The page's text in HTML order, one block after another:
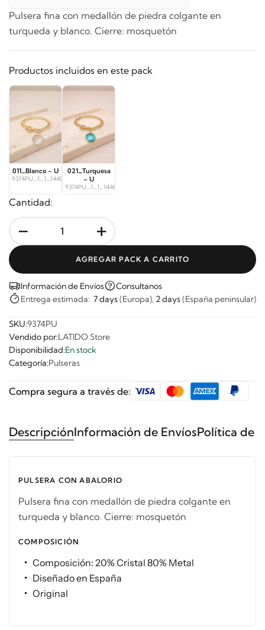
Pulsera fina con medallón de piedra colgante en
turqueda y blanco. Cierre: mosquetón
Productos incluidos en este pack
011_Blanco – U
9374PU_1_1_14401
021_Turquesa
– U
9374PU_1_1_14402
Cantidad:
- +
AGREGAR PACK A CARRITO
Información de Envíos
Consultanos
Entrega estimada: 7 days(Europa), 2 days(España peninsular)
SKU:9374PU
Vendido por:LATIDO Store
Disponibilidad:En stock
Categoría:Pulseras
Compra segura a través de:
DescripciónInformación de EnvíosPolítica de
PULSERA CON ABALORIO
Pulsera fina con medallón de piedra colgante en
turqueda y blanco. Cierre: mosquetón
COMPOSICIÓN
Composición: 20% Cristal 80% Metal
Diseñado en España
Original